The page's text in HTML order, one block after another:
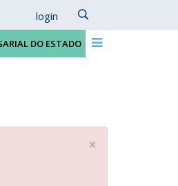
login
DO ESTADO
×